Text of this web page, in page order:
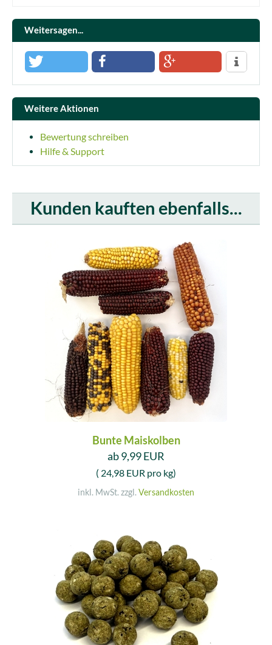
Weitersagen...
Weitere Aktionen
Bewertung schreiben
Hilfe & Support
Kunden kauften ebenfalls...
Bunte Maiskolben
ab 9,99 EUR
( 24,98 EUR pro kg)
inkl. MwSt. zzgl. Versandkosten